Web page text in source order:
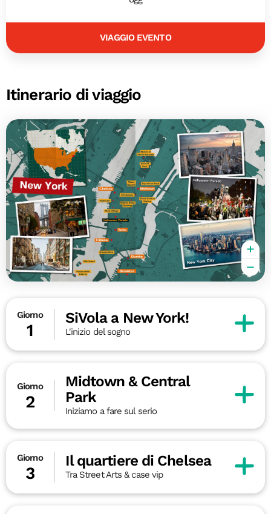
VIAGGIO EVENTO
Itinerario di viaggio
Giorno
1
SiVola a New York!
L'inizio del sogno
Giorno
2
Midtown & Central
Park
Iniziamo a fare sul serio
Giorno
3
Il quartiere di Chelsea
Tra Street Arts & case vip